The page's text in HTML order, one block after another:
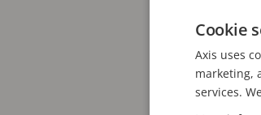
artikel
laten
Cookie
Axis uses
marketing,
services.